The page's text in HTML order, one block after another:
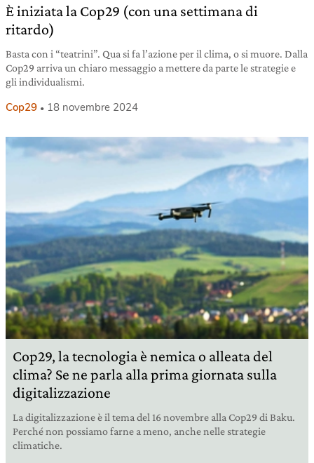
È iniziata la Cop29 (con una settimana di
ritardo)
Basta con i “teatrini”. Qua si fa l’azione per il clima, o si muore. Dalla
Cop29 arriva un chiaro messaggio a mettere da parte le strategie e
gli individualismi.
Cop29 18 novembre 2024
Cop29, la tecnologia è nemica o alleata del
clima? Se ne parla alla prima giornata sulla
digitalizzazione
La digitalizzazione è il tema del 16 novembre alla Cop29 di Baku.
Perché non possiamo farne a meno, anche nelle strategie
climatiche.